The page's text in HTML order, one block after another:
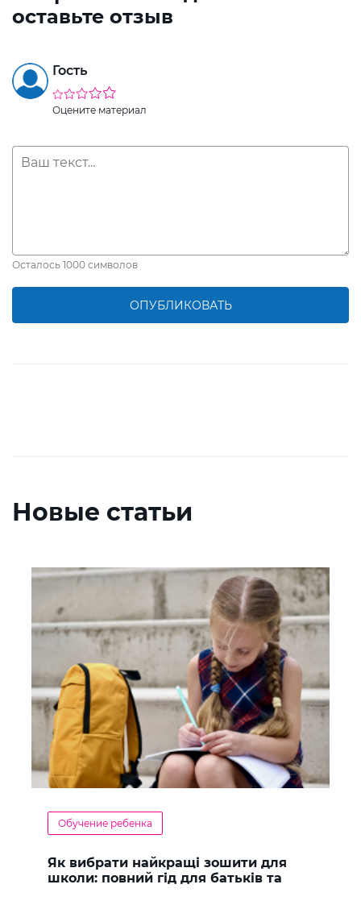
оставьте отзыв
Гость
Оцените материал
Осталось 1000 символов
ОПУБЛИКОВАТЬ
Новые статьи
Обучение ребенка
Як вибрати найкращі зошити для
школи: повний гід для батьків та